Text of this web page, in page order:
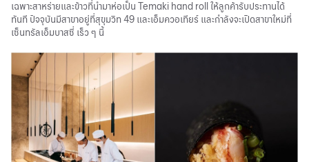
เฉพาะสาหร่ายและข้าวที่นำมาห่อเป็น Temaki hand roll ให้ลูกค้ารับประทานได้
ทันที ปัจจุบันมีสาขาอยู่ที่สุขุมวิท 49 และเอ็มควอเทียร์ และกำลังจะเปิดสาขาใหม่ที่
เซ็นทรัลเอ็มบาสซี่ เร็ว ๆ นี้